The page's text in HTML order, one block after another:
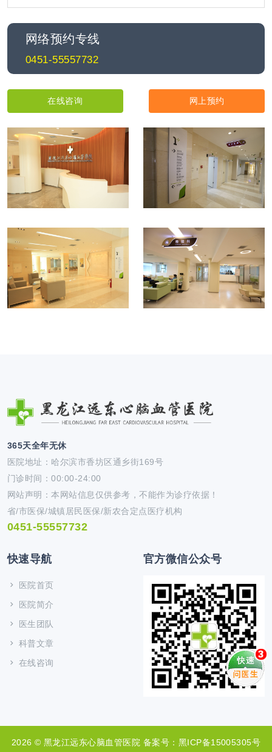
网络预约专线
0451-55557732
在线咨询 网上预约
365天全年无休
医院地址：哈尔滨市香坊区通乡街169号
门诊时间：00:00-24:00
网站声明：本网站信息仅供参考，不能作为诊疗依据！
省/市医保/城镇居民医保/新农合定点医疗机构
0451-55557732
快速导航
医院首页
医院简介
医生团队
科普文章
在线咨询
官方微信公众号
2026 © 黑龙江远东心脑血管医院 备案号：黑ICP备15005305号